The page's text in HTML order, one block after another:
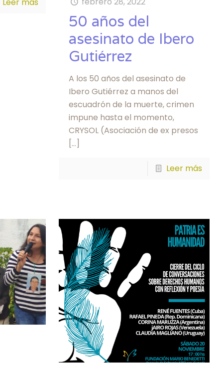
50 años del
asesinato de Ibero
Gutiérrez
A los 50 años del asesinato de
Ibero Gutiérrez a manos del
escuadrón de la muerte, crimen
impune hasta el momento,
CRYSOL (Asociación de ex presos
[…]
Leer más